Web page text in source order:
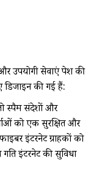
उपयोगी सेवाएं पेश की
की गई हैं:
स्पैम संदेशों और
को एक सुरक्षित और
इंटरनेट ग्राहकों को
इंटरनेट की सुविधा